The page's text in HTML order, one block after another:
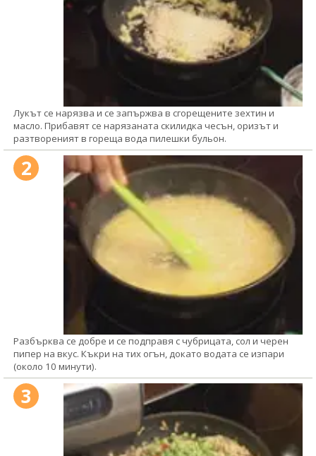
Лукът се нарязва и се запържва в сгорещените зехтин и
масло. Прибавят се нарязаната скилидка чесън, оризът и
разтвореният в гореща вода пилешки бульон.
2
Разбърква се добре и се подправя с чубрицата, сол и черен
пипер на вкус. Къкри на тих огън, докато водата се изпари
(около 10 минути).
3